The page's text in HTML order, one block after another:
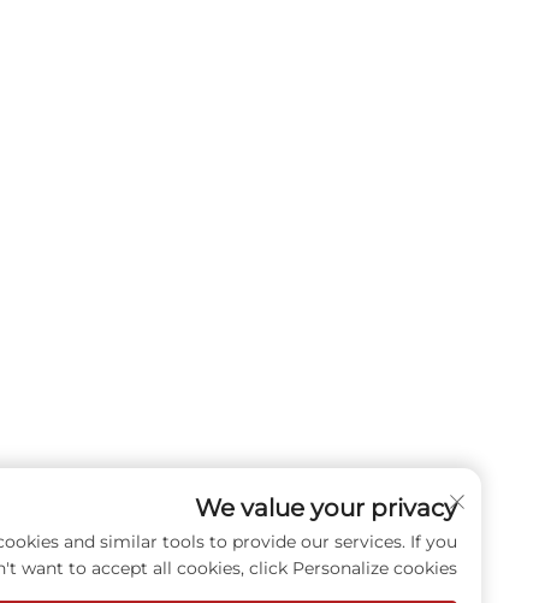
We value your privacy
use cookies and similar tools to provide our services. If you
don't want to accept all cookies, click Personalize cookies.